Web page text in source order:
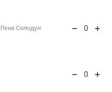
Лена Солодун 0
0